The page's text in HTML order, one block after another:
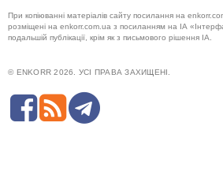
При копіюванні матеріалів сайту посилання на
розміщені на enkorr.com.ua з посиланням на ІА
подальшій публікації, крім як з письмового рішення ІА.
© ENKORR 2026. УСІ ПРАВА ЗАХИЩЕНІ.